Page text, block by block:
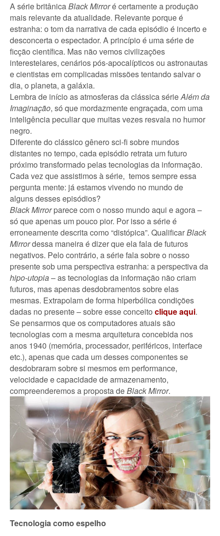
A série britânicaBlack Mirroré certamente a produção
mais relevante da atualidade. Relevante porque é
estranha: o tom da narrativa de cada episódio é incerto e
desconcerta o espectador. A princípio é uma série de
ficção científica. Mas não vemos civilizações
interestelares, cenários pós-apocalípticos ou astronautas
e cientistas em complicadas missões tentando salvar o
dia, o planeta, a galáxia.
Lembra de início as atmosferas da clássica sérieAlém da
Imaginação, só que mordazmente engraçada, com uma
inteligência peculiar que muitas vezes resvala no humor
negro.
Diferente do clássico gênero sci-fi sobre mundos
distantes no tempo, cada episódio retrata um futuro
próximo transformado pelas tecnologias da informação.
Cada vez que assistimos à série, temos sempre essa
pergunta mente: já estamos vivendo no mundo de
alguns desses episódios?
Black Mirrorparece com o nosso mundo aqui e agora –
só que apenas um pouco pior. Por isso a série é
erroneamente descrita como “distópica”. QualificarBlack
Mirrordessa maneira é dizer que ela fala de futuros
negativos. Pelo contrário, a série fala sobre o nosso
presente sob uma perspectiva estranha: a perspectiva da
hipo-utopia– as tecnologias da informação não criam
futuros, mas apenas desdobramentos sobre elas
mesmas. Extrapolam de forma hiperbólica condições
dadas no presente – sobre esse conceito clique aqui.
Se pensarmos que os computadores atuais são
tecnologias com a mesma arquitetura concebida nos
anos 1940 (memória, processador, periféricos, interface
etc.), apenas que cada um desses componentes se
desdobraram sobre si mesmos em performance,
velocidade e capacidade de armazenamento,
compreenderemos a proposta deBlack Mirror.
Tecnologia como espelho